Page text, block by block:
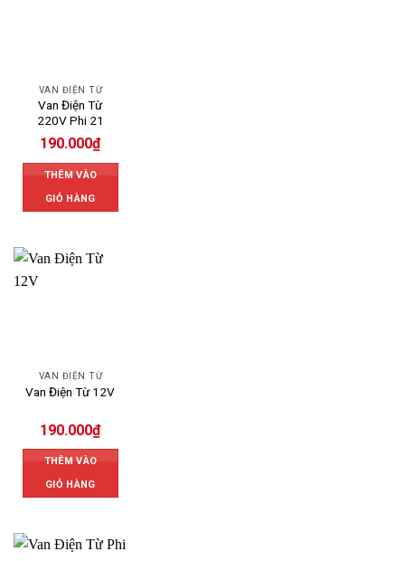
VAN ĐIỆN TỪ
Van Điện Từ
220V Phi 21
190.000₫
THÊM VÀO
GIỎ HÀNG
VAN ĐIỆN TỪ
Van Điện Từ 12V
190.000₫
THÊM VÀO
GIỎ HÀNG